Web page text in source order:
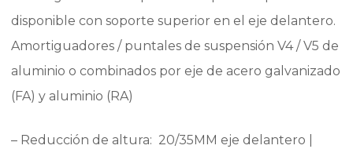
disponible con soporte superior en el eje delantero.
Amortiguadores / puntales de suspensión V4 / V5 de
aluminio o combinados por eje de acero galvanizado
(FA) y aluminio (RA)
– Reducción de altura: 20/35MM eje delantero |